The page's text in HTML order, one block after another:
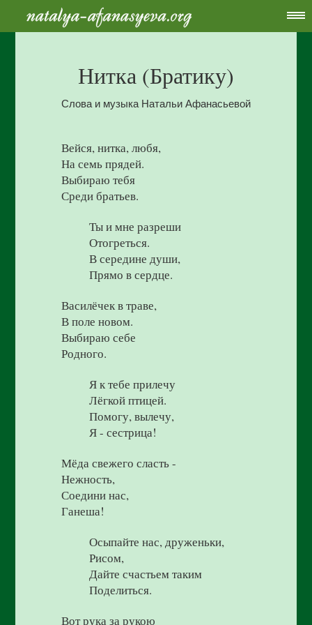
Нитка (Братику)
Слова и музыка Натальи Афанасьевой
Вейся, нитка, любя,
На семь прядей.
Выбираю тебя
Среди братьев.
Ты и мне разреши
Отогреться.
В середине души,
Прямо в сердце.
Василёчек в траве,
В поле новом.
Выбираю себе
Родного.
Я к тебе прилечу
Лёгкой птицей.
Помогу, вылечу,
Я - сестрица!
Мёда свежего сласть -
Нежность,
Соедини нас,
Ганеша!
Осыпайте нас, друженьки,
Рисом,
Дайте счастьем таким
Поделиться.
Вот рука за рукою